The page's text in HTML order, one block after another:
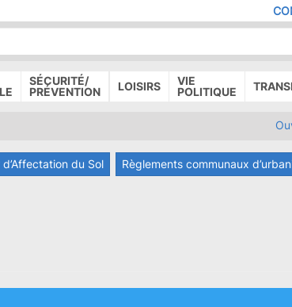
MENU
DE
PAGE
SÉCURITÉ/
PRÉVENTION
LOISIRS
VIE
POLITIQUE
du Sol Règlements communaux